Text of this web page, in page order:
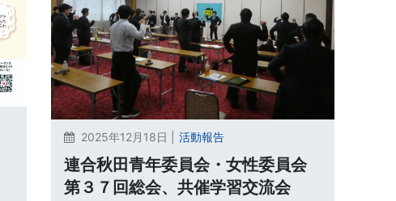
2025年12月18日 | 活動報告
連合秋田青年委員会・女性委員会
第３７回総会、共催学習交流会